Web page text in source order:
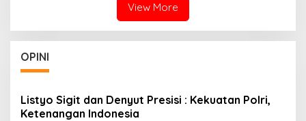
View More
OPINI
Listyo Sigit dan Denyut Presisi : Kekuatan Polri,
Ketenangan Indonesia